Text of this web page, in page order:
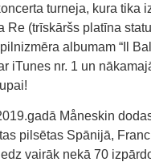
turneja, kura tika
Re (trīskāršs platīna
albumam “Il
iTunes nr. 1 un
Måneskin
pilsētas Spānijā,
vairāk nekā 70